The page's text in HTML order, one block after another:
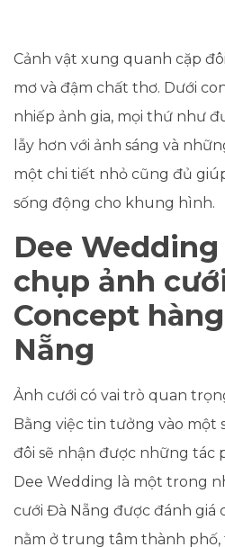
Cảnh vật xung quanh cặp
mơ và đậm chất thơ. Dưới
nhiếp ảnh gia, mọi thứ như
lẫy hơn với ảnh sáng và
một chi tiết nhỏ cũng đủ
sống động cho khung hình.
Dee
chụp ảnh
Concept
Nẵng
Ảnh cưới có vai trò quan
Bằng việc tin tưởng vào một
đôi sẽ nhận được những tác
Dee Wedding là một trong
cưới Đà Nẵng được đánh giá
nằm ở trung tâm thành phố,